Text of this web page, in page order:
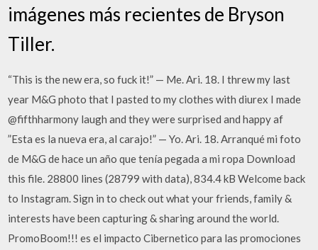
imágenes más recientes de Bryson
Tiller.
“This is the new era, so fuck it!” — Me. Ari. 18. I threw my last
year M&G photo that I pasted to my clothes with diurex I made
@fifthharmony laugh and they were surprised and happy af ️ ️
”Esta es la nueva era, al carajo!” — Yo. Ari. 18. Arranqué mi foto
de M&G de hace un año que tenía pegada a mi ropa Download
this file. 28800 lines (28799 with data), 834.4 kB Welcome back
to Instagram. Sign in to check out what your friends, family &
interests have been capturing & sharing around the world.
PromoBoom!!! es el impacto Cibernetico para las promociones